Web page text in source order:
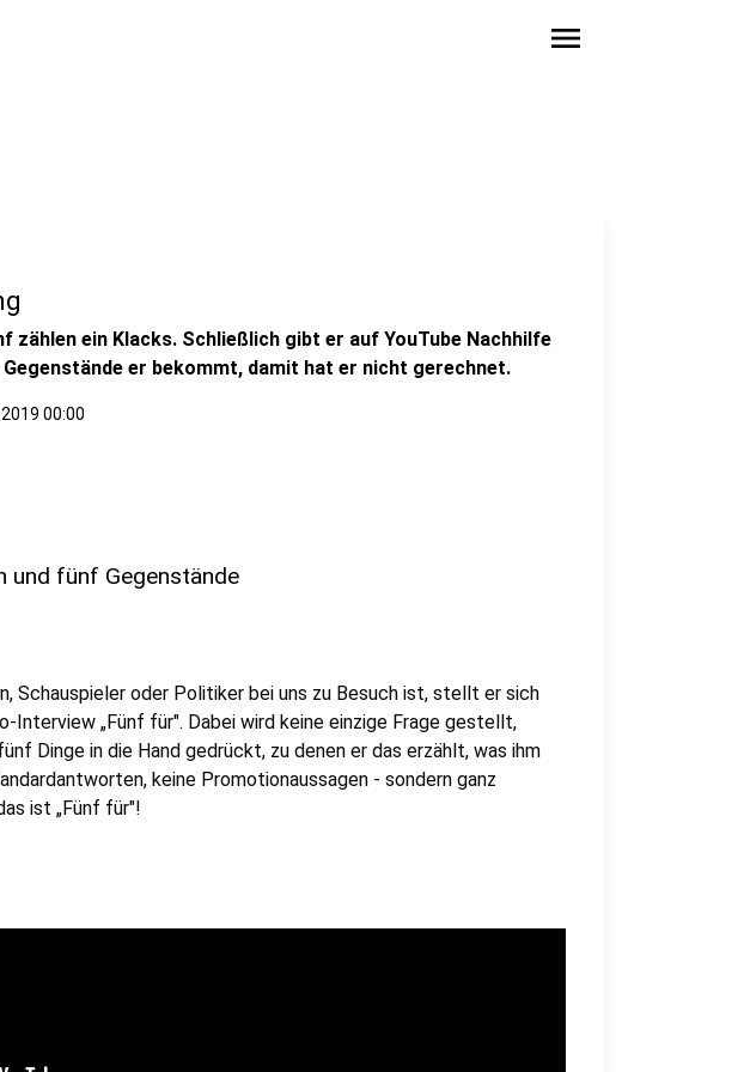
menu
zählen ein Klacks. Schließlich gibt er auf YouTube Nachhilfe
er bekommt, damit hat er nicht gerechnet.
00:00
und fünf Gegenstände
Schauspieler oder Politiker bei uns zu Besuch ist, stellt er sich
Interview „Fünf für". Dabei wird keine einzige Frage gestellt,
Dinge in die Hand gedrückt, zu denen er das erzählt, was ihm
keine Promotionaussagen - sondern ganz
ist „Fünf für"!